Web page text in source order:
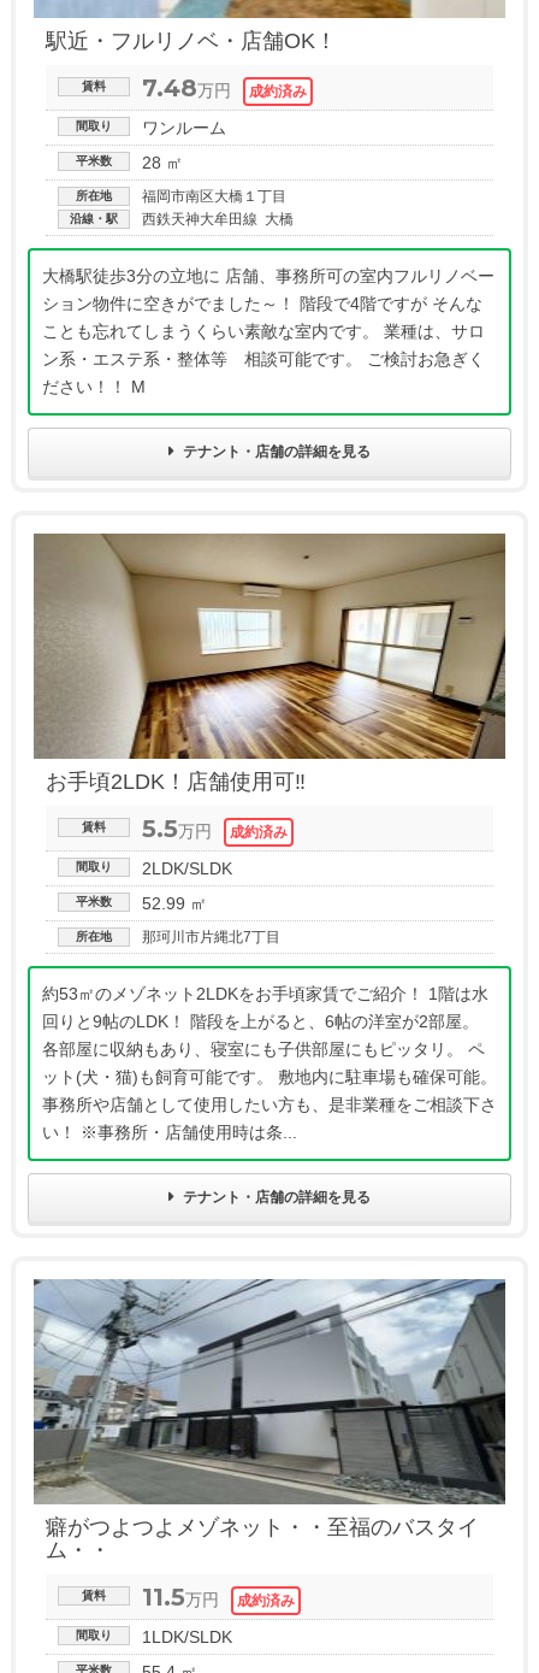
駅近・フルリノベ・店舗OK！
賃料 7.48万円
間取り ワンルーム
平米数 28 ㎡
所在地 福岡市南区大橋１丁目
沿線・駅 西鉄天神大牟田線 大橋
大橋駅徒歩3分の立地に 店舗、事務所可の室内フルリノベー
ション物件に空きがでました～！ 階段で4階ですが そんな
ことも忘れてしまうくらい素敵な室内です。 業種は、サロ
ン系・エステ系・整体等 相談可能です。 ご検討お急ぎく
ださい！！ M
テナント・店舗の詳細を見る
お手頃2LDK！店舗使用可‼
賃料 5.5万円
間取り 2LDK/SLDK
平米数 52.99 ㎡
所在地 那珂川市片縄北7丁目
約53㎡のメゾネット2LDKをお手頃家賃でご紹介！ 1階は水
回りと9帖のLDK！ 階段を上がると、6帖の洋室が2部屋。
各部屋に収納もあり、寝室にも子供部屋にもピッタリ。 ペ
ット(犬・猫)も飼育可能です。 敷地内に駐車場も確保可能。
事務所や店舗として使用したい方も、是非業種をご相談下さ
い！ ※事務所・店舗使用時は条...
テナント・店舗の詳細を見る
癖がつよつよメゾネット・・至福のバスタイ
ム・・
賃料 11.5万円
間取り 1LDK/SLDK
平米数